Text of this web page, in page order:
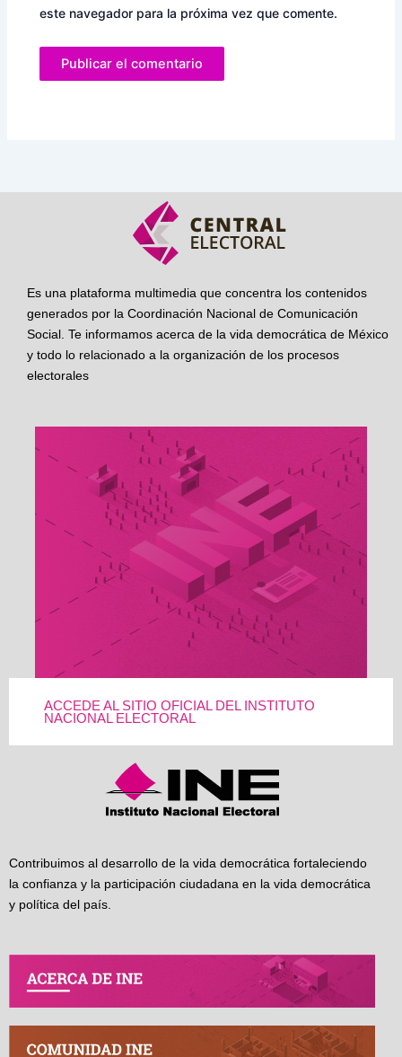
este navegador para la próxima vez que comente.
Es una plataforma multimedia que concentra los contenidos
generados por la Coordinación Nacional de Comunicación
Social. Te informamos acerca de la vida democrática de México
y todo lo relacionado a la organización de los procesos
electorales
ACCEDE AL SITIO OFICIAL DEL INSTITUTO
NACIONAL ELECTORAL
Contribuimos al desarrollo de la vida democrática fortaleciendo
la confianza y la participación ciudadana en la vida democrática
y política del país.